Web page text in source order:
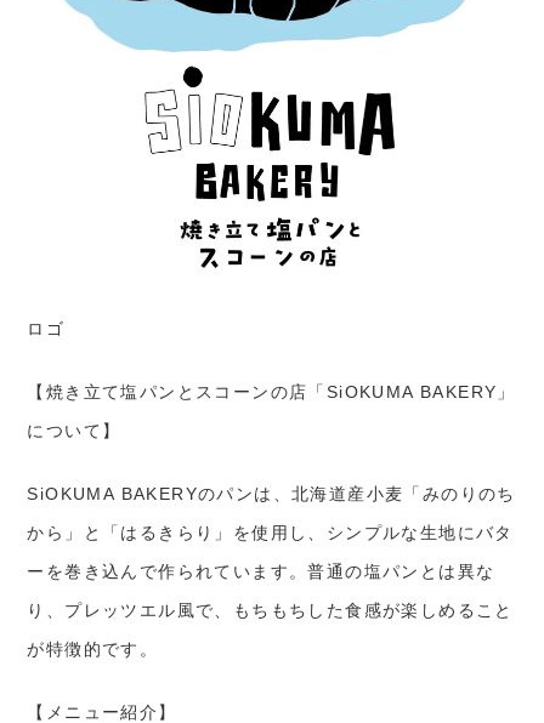
ロゴ
【焼き立て塩パンとスコーンの店「SiOKUMA BAKERY」
について】
SiOKUMA BAKERYのパンは、北海道産小麦「みのりのち
から」と「はるきらり」を使用し、シンプルな生地にバタ
ーを巻き込んで作られています。普通の塩パンとは異な
り、プレッツエル風で、もちもちした食感が楽しめること
が特徴的です。
【メニュー紹介】